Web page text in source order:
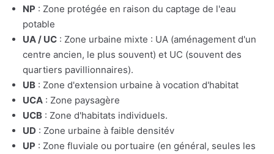
NP : Zone protégée en raison du captage de l'eau
potable
UA / UC : Zone urbaine mixte : UA (aménagement d'un
centre ancien, le plus souvent) et UC (souvent des
quartiers pavillionnaires).
UB : Zone d'extension urbaine à vocation d'habitat
UCA : Zone paysagère
UCB : Zone d'habitats individuels.
UD : Zone urbaine à faible densitév
UP : Zone fluviale ou portuaire (en général, seules les